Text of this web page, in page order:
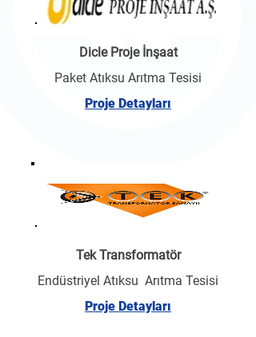
Dicle Proje İnşaat
Paket Atıksu Arıtma Tesisi
Proje Detayları
Tek Transformatör
Endüstriyel Atıksu Arıtma Tesisi
Proje Detayları